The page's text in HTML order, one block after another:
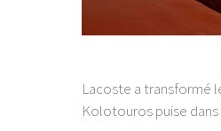
Lacoste a transformé
Kolotouros puise